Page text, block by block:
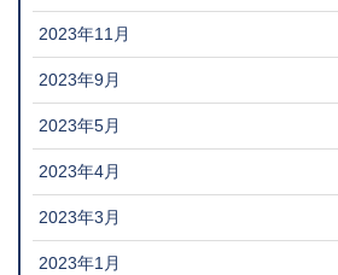
2023年11月
2023年9月
2023年5月
2023年4月
2023年3月
2023年1月